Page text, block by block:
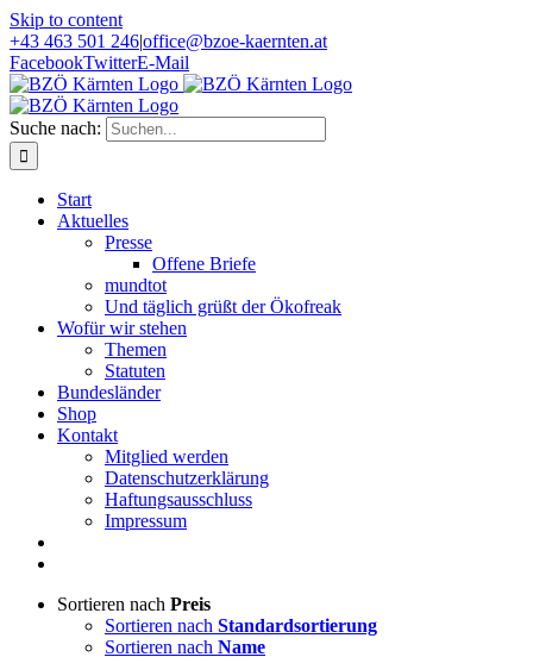
Skip to content
+43 463 501 246|office@bzoe-kaernten.at
FacebookTwitterE-Mail
Suche nach:
Start
Aktuelles
Presse
Offene Briefe
mundtot
Und täglich grüßt der Ökofreak
Wofür wir stehen
Themen
Statuten
Bundesländer
Shop
Kontakt
Mitglied werden
Datenschutzerklärung
Haftungsausschluss
Impressum
Sortieren nach Preis
Sortieren nach Standardsortierung
Sortieren nach Name